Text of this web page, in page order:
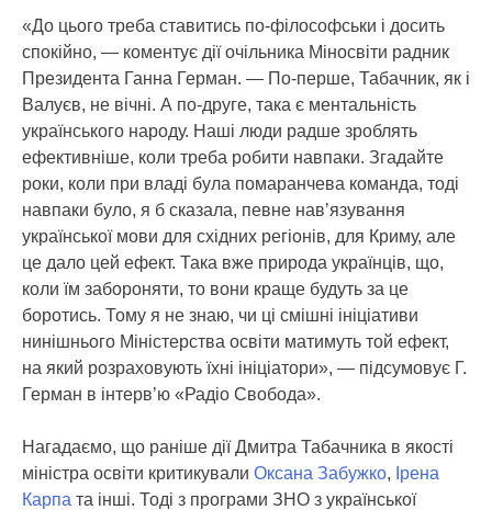
«До цього треба ставитись по-філософськи і досить
спокійно, — коментує дії очільника Міносвіти радник
Президента Ганна Герман. — По-перше, Табачник, як і
Валуєв, не вічні. А по-друге, така є ментальність
українського народу. Наші люди радше зроблять
ефективніше, коли треба робити навпаки. Згадайте
роки, коли при владі була помаранчева команда, тоді
навпаки було, я б сказала, певне нав’язування
української мови для східних регіонів, для Криму, але
це дало цей ефект. Така вже природа українців, що,
коли їм забороняти, то вони краще будуть за це
боротись. Тому я не знаю, чи ці смішні ініціативи
нинішнього Міністерства освіти матимуть той ефект,
на який розраховують їхні ініціатори», — підсумовує Г.
Герман в інтерв’ю «Радіо Свобода».
Нагадаємо, що раніше дії Дмитра Табачника в якості
міністра освіти критикували Оксана Забужко, Ірена
Карпа та інші. Тоді з програми ЗНО з української